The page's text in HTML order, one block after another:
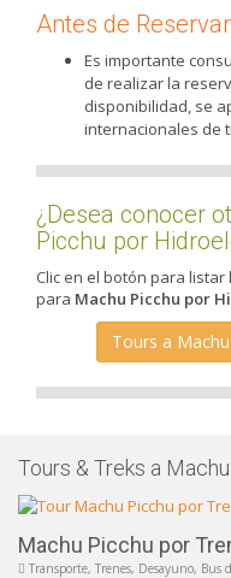
Antes de
Es importante
de realizar la
disponibilidad, se
internacionales de
¿Desea conocer
Picchu por
Clic en el botón para
para Machu Picchu por
Tours a
Tours & Treks a
Machu Picchu por
Transporte, Trenes, Desayuno, Bus